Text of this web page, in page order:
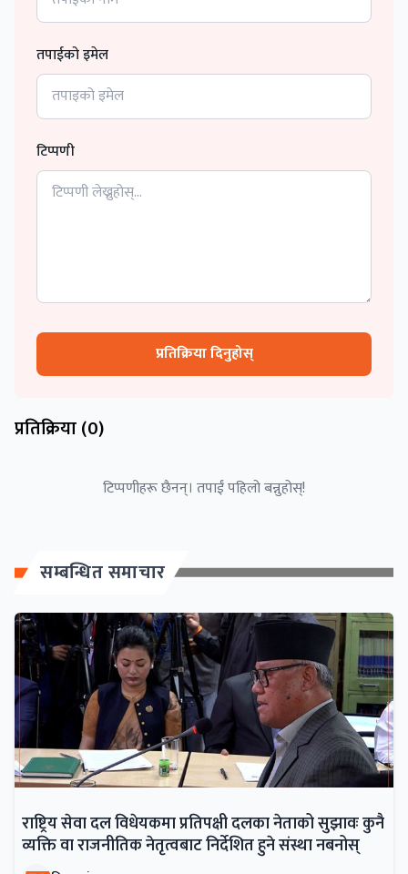
तपाईको इमेल
टिप्पणी
प्रतिक्रिया दिनुहोस्
प्रतिक्रिया (0)
टिप्पणीहरू छैनन्। तपाईं पहिलो बन्नुहोस्!
सम्बन्धित समाचार
राष्ट्रिय सेवा दल विधेयकमा प्रतिपक्षी दलका नेताको सुझावः कुनै
व्यक्ति वा राजनीतिक नेतृत्वबाट निर्देशित हुने संस्था नबनोस्